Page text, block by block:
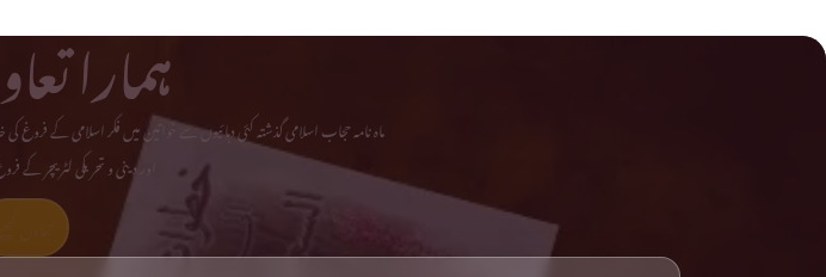
ہمارا
ماہ نامہ حجاب اسلامی گذشتہ کئی دہائیوں سے خواتین میں فکر اسلامی کے
اور دینی و تحریکی لٹریچر کے